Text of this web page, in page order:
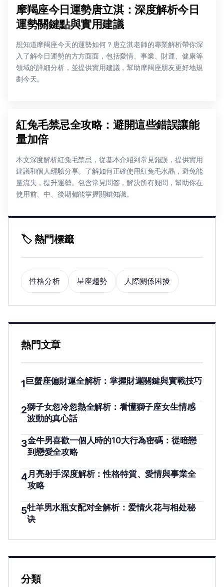
摩羯座今日運勢唐立淇：深度解析今日
運勢關鍵點與實用建議
想知道摩羯座今天的運勢如何？唐立淇老師的專業解析帶你深
入了解今日運勢的方方面面，包括愛情、事業、財運、健康等
領域的詳細分析，並提供實用建議，幫助摩羯座朋友更好地規
劃今天。
紅兔毛禁忌全攻略：避開這些錯誤讓能
量加倍
本文深度解析紅兔毛禁忌，從基本介紹到常見錯誤，提供實用
建議和個人經驗分享。了解如何正確使用紅兔毛水晶，避免能
量流失，提升運勢。包含常見問答，解決所有疑問，幫助你在
使用前、中、後期都能掌握關鍵知識。
🏷️ 熱門標籤
性格分析 星座趨勢 人際關係困擾
熱門文章
1 巨蟹座偏財運全解析：掌握財運關鍵與實戰技巧
2獅子女忽冷忽熱全解析：看懂獅子座女生情感
波動的真心話
3金牛男喜歡一個人時的10大行為密碼：從暗戀
到戀愛全攻略
4月亮射手深度解析：性格特質、愛情與事業全
攻略
5牡羊男水瓶女配对全解析：爱情火花与相处秘
诀
分類